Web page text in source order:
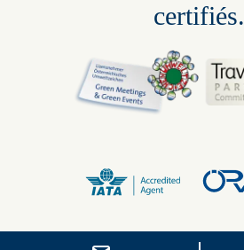
certifiés.